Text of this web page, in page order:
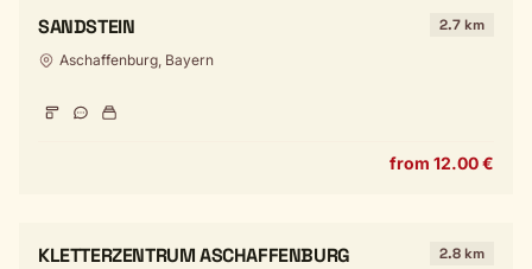
SANDSTEIN 2.7 km
Aschaffenburg, Bayern
from 12.00 €
KLETTERZENTRUM ASCHAFFENBURG 2.8 km